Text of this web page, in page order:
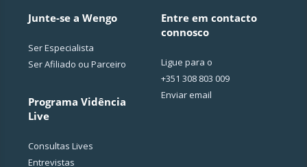
Junte-se a Wengo
Ser Especialista
Ser Afiliado ou Parceiro
Programa Vidência
Live
Consultas Lives
Entrevistas
Entre em contacto
connosco
Ligue para o
+351 308 803 009
Enviar email